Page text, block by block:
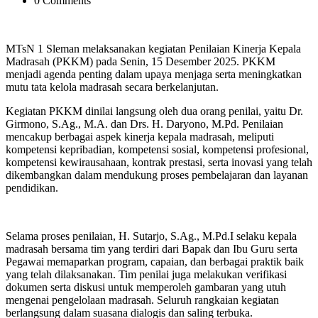
MTsN 1 Sleman melaksanakan kegiatan Penilaian Kinerja Kepala
Madrasah (PKKM) pada Senin, 15 Desember 2025. PKKM
menjadi agenda penting dalam upaya menjaga serta meningkatkan
mutu tata kelola madrasah secara berkelanjutan.
Kegiatan PKKM dinilai langsung oleh dua orang penilai, yaitu Dr.
Girmono, S.Ag., M.A. dan Drs. H. Daryono, M.Pd. Penilaian
mencakup berbagai aspek kinerja kepala madrasah, meliputi
kompetensi kepribadian, kompetensi sosial, kompetensi profesional,
kompetensi kewirausahaan, kontrak prestasi, serta inovasi yang telah
dikembangkan dalam mendukung proses pembelajaran dan layanan
pendidikan.
Selama proses penilaian, H. Sutarjo, S.Ag., M.Pd.I selaku kepala
madrasah bersama tim yang terdiri dari Bapak dan Ibu Guru serta
Pegawai memaparkan program, capaian, dan berbagai praktik baik
yang telah dilaksanakan. Tim penilai juga melakukan verifikasi
dokumen serta diskusi untuk memperoleh gambaran yang utuh
mengenai pengelolaan madrasah. Seluruh rangkaian kegiatan
berlangsung dalam suasana dialogis dan saling terbuka.